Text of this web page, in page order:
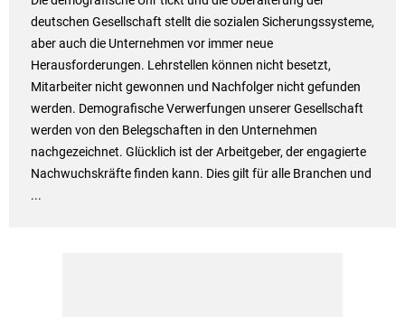
deutschen Gesellschaft stellt die sozialen Sicherungssysteme,
aber auch die Unternehmen vor immer neue
Herausforderungen. Lehrstellen können nicht besetzt,
Mitarbeiter nicht gewonnen und Nachfolger nicht gefunden
werden. Demografische Verwerfungen unserer Gesellschaft
werden von den Belegschaften in den Unternehmen
nachgezeichnet. Glücklich ist der Arbeitgeber, der engagierte
Nachwuchskräfte finden kann. Dies gilt für alle Branchen und
...